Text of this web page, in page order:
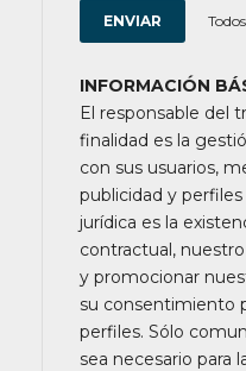
INFORMACIÓN
El responsable del
finalidad es la
con sus usuarios,
publicidad y
jurídica es la
contractual,
y promocionar
su consentimiento
perfiles. Sólo
sea necesario para